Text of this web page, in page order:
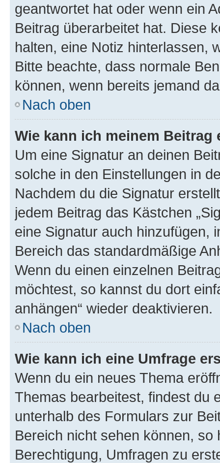
geantwortet hat oder wenn ein
Beitrag überarbeitet hat. Diese
halten, eine Notiz hinterlassen,
Bitte beachte, dass normale
können, wenn bereits jemand
Nach oben
Wie kann ich meinem
Um eine Signatur an deinen
solche in den Einstellungen in
Nachdem du die Signatur
jedem Beitrag das Kästchen
eine Signatur auch hinzufügen,
Bereich das standardmäßige
Wenn du einen einzelnen
möchtest, so kannst du dort
anhängen“ wieder deaktivieren.
Nach oben
Wie kann ich eine Umfrage
Wenn du ein neues Thema
Themas bearbeitest, findest du
unterhalb des Formulars zur
Bereich nicht sehen können,
Berechtigung, Umfragen zu